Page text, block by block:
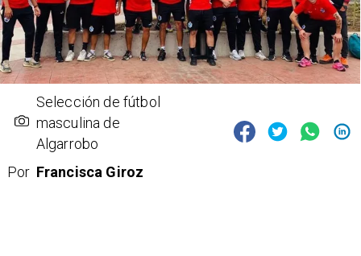
Selección de fútbol
masculina de
Algarrobo
Por Francisca Giroz